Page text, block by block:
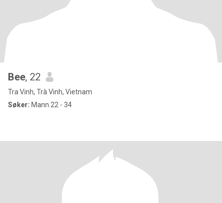
Bee, 22
Tra Vinh, Trà Vinh, Vietnam
Søker: Mann 22 - 34